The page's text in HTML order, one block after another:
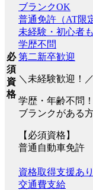
必
須
資
格
ブランクOK
普通免許（AT限
未経験・初心者
学歴不問
第二新卒歓迎
＼未経験歓迎！／
学歴・年齢不問
ブランクがある
【必須資格】
普通自動車免許
資格取得支援あり
交通費支給